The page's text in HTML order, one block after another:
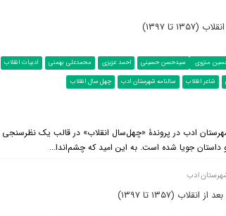
تا ۱۳۹۷)
منزوی سیدحسن حسینی احمد عزیزی محمدعلی بهمنی
ادبیات انقلاب
شاعر انقلاب سالنامه شهرستان ادب
چهل سال انقلاب
ادب در پروندۀ «چهل‌سال انقلاب» در قالب یک نظرسنجی
داستان جویا شده است. به این امید که چشم‌اندا...
ادب
(۱۳۵۷ تا ۱۳۹۷)